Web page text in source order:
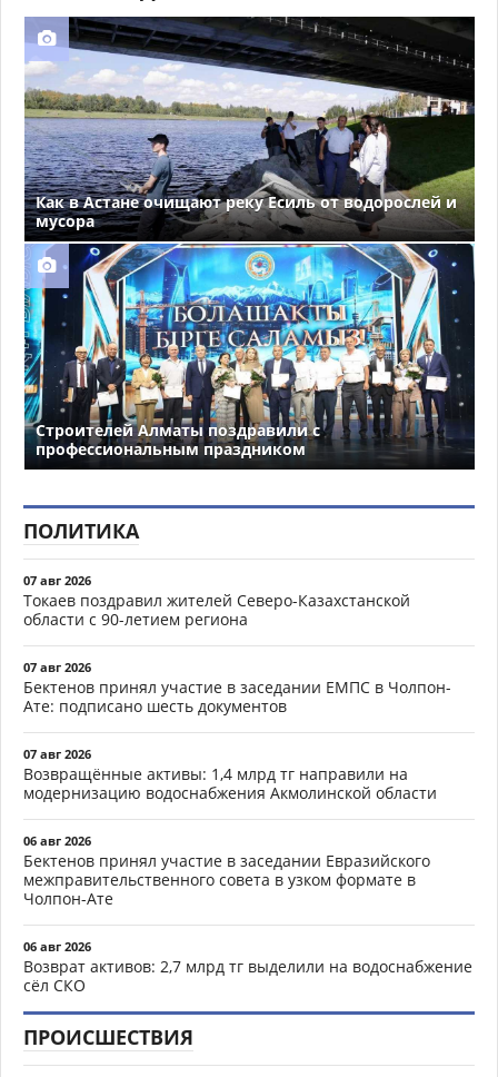
Как в Астане очищают реку Есиль от водорослей и
мусора
Строителей Алматы поздравили с
профессиональным праздником
ПОЛИТИКА
07 авг 2026
Токаев поздравил жителей Северо-Казахстанской
области с 90-летием региона
07 авг 2026
Бектенов принял участие в заседании ЕМПС в Чолпон-
Ате: подписано шесть документов
07 авг 2026
Возвращённые активы: 1,4 млрд тг направили на
модернизацию водоснабжения Акмолинской области
06 авг 2026
Бектенов принял участие в заседании Евразийского
межправительственного совета в узком формате в
Чолпон-Ате
06 авг 2026
Возврат активов: 2,7 млрд тг выделили на водоснабжение
сёл СКО
ПРОИСШЕСТВИЯ